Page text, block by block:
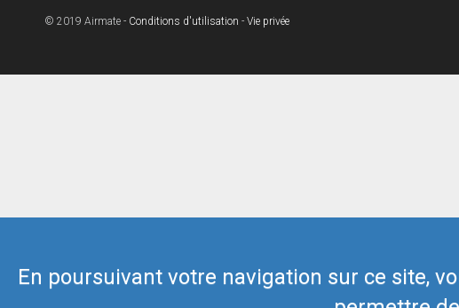
En poursuivant votre navigation sur ce site,
© 2019 Airmate - Conditions d'utilisation - Vie privée